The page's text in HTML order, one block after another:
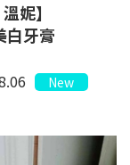
妮】
白牙膏
New